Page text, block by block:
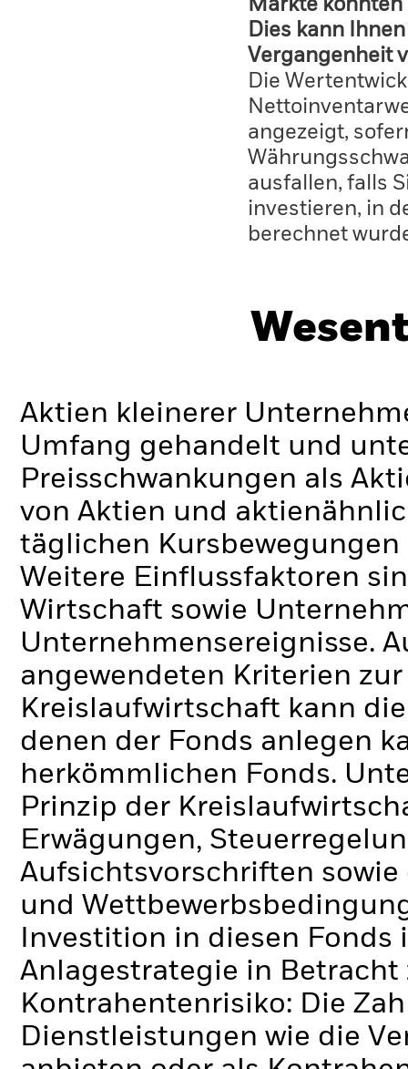
Märkte
Dies kann
Vergangenheit
Die
angezeigt,
ausfallen, falls
investieren, in
berechnet
Aktien kleinerer
Umfang gehandelt und
Preisschwankungen als
von Aktien und
täglichen
Weitere Einflussfaktoren
Wirtschaft sowie
Unternehmensereignisse.
angewendeten Kriterien
Kreislaufwirtschaft kann
denen der Fonds anlegen
herkömmlichen Fonds.
Prinzip der
Erwägungen,
Aufsichtsvorschriften
und
Investition in diesen
Anlagestrategie in Betracht
Kontrahentenrisiko: Die
Dienstleistungen wie die